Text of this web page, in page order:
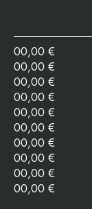
00,00 €
00,00 €
00,00 €
00,00 €
00,00 €
00,00 €
00,00 €
00,00 €
00,00 €
00,00 €